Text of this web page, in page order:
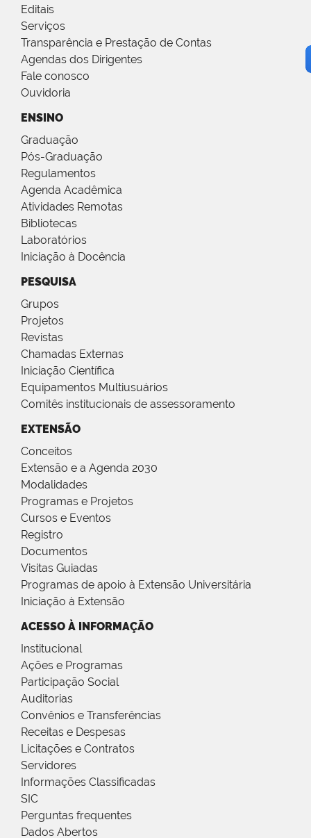
Editais
Serviços
Transparência e Prestação de Contas
Agendas dos Dirigentes
Fale conosco
Ouvidoria
ENSINO
Graduação
Pós-Graduação
Regulamentos
Agenda Acadêmica
Atividades Remotas
Bibliotecas
Laboratórios
Iniciação à Docência
PESQUISA
Grupos
Projetos
Revistas
Chamadas Externas
Iniciação Científica
Equipamentos Multiusuários
Comitês institucionais de assessoramento
EXTENSÃO
Conceitos
Extensão e a Agenda 2030
Modalidades
Programas e Projetos
Cursos e Eventos
Registro
Documentos
Visitas Guiadas
Programas de apoio à Extensão Universitária
Iniciação à Extensão
ACESSO À INFORMAÇÃO
Institucional
Ações e Programas
Participação Social
Auditorias
Convênios e Transferências
Receitas e Despesas
Licitações e Contratos
Servidores
Informações Classificadas
SIC
Perguntas frequentes
Dados Abertos